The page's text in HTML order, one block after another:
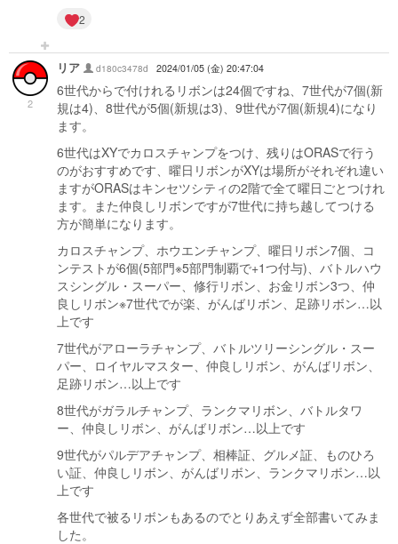
2
2
リア d180c3478d 2024/01/05 (金) 20:47:04
6世代からで付けれるリボンは24個ですね、7世代が7個(新
規は4)、8世代が5個(新規は3)、9世代が7個(新規4)になり
ます。
6世代はXYでカロスチャンプをつけ、残りはORASで行う
のがおすすめです、曜日リボンがXYは場所がそれぞれ違い
ますがORASはキンセツシティの2階で全て曜日ごとつけれ
ます。また仲良しリボンですが7世代に持ち越してつける
方が簡単になります。
カロスチャンプ、ホウエンチャンプ、曜日リボン7個、コ
ンテストが6個(5部門※5部門制覇で+1つ付与)、バトルハウ
スシングル・スーパー、修行リボン、お金リボン3つ、仲
良しリボン※7世代でが楽、がんばリボン、足跡リボン…以
上です
7世代がアローラチャンプ、バトルツリーシングル・スー
パー、ロイヤルマスター、仲良しリボン、がんばリボン、
足跡リボン…以上です
8世代がガラルチャンプ、ランクマリボン、バトルタワ
ー、仲良しリボン、がんばリボン…以上です
9世代がパルデアチャンプ、相棒証、グルメ証、ものひろ
い証、仲良しリボン、がんばリボン、ランクマリボン…以
上です
各世代で被るリボンもあるのでとりあえず全部書いてみま
した。